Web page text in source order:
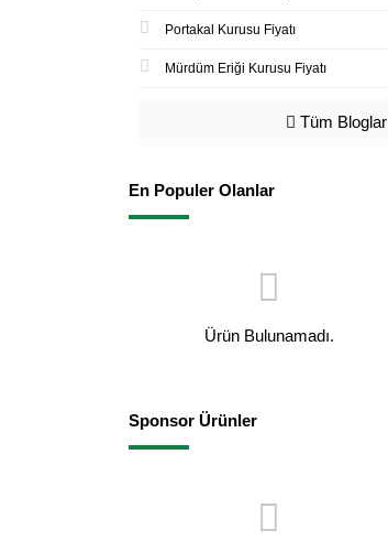
Portakal Kurusu Fiyatı
Mürdüm Eriği Kurusu Fiyatı
Tüm Bloglar
En Populer Olanlar
Ürün Bulunamadı.
Sponsor Ürünler